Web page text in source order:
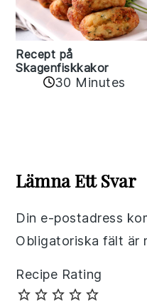
Recept på
Skagenfiskkakor
30 Minutes
Interactions
Lämna Ett Svar
Din e-postadress
Obligatoriska fält är
Recipe Rating